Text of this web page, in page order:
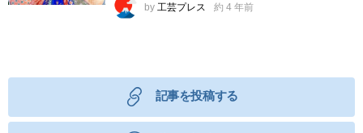
by 工芸プレス 約 4 年前
記事を投稿する